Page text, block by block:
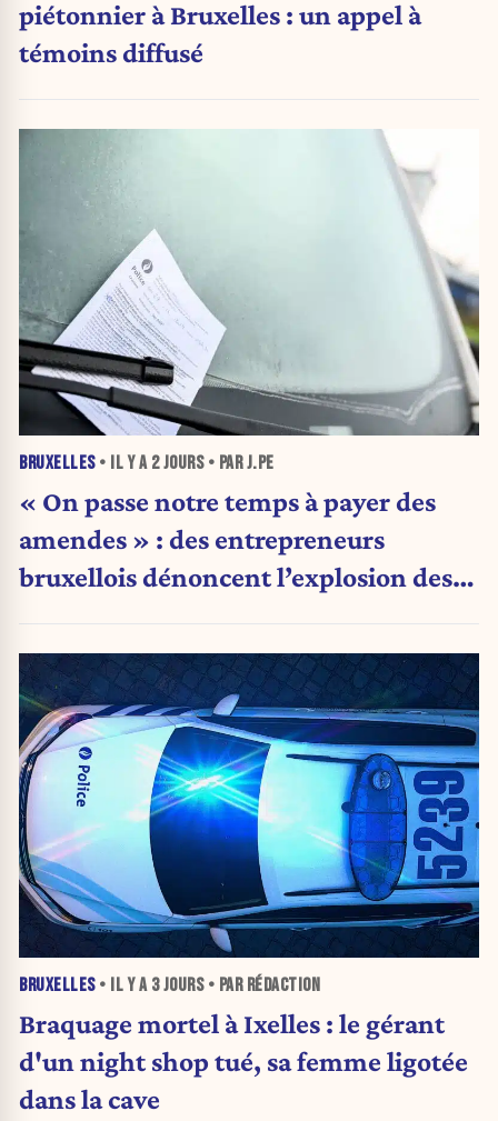
piétonnier à Bruxelles : un appel à
témoins diffusé
BRUXELLES• IL Y A 2 JOURS• PAR J.PE
« On passe notre temps à payer des
amendes » : des entrepreneurs
bruxellois dénoncent l’explosion des
BRUXELLES• IL Y A 3 JOURS• PAR RÉDACTION
Braquage mortel à Ixelles : le gérant
d'un night shop tué, sa femme ligotée
dans la cave